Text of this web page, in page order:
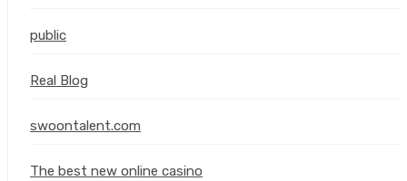
public
Real Blog
swoontalent.com
The best new online casino